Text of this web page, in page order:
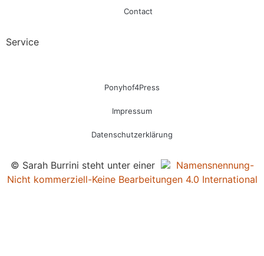
Contact
Service
Ponyhof4Press
Impressum
Datenschutzerklärung
© Sarah Burrini steht unter einer
Namensnennung-
Nicht kommerziell-Keine Bearbeitungen 4.0 International